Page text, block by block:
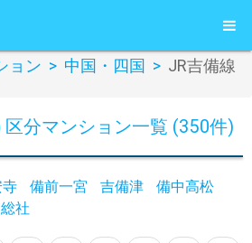
ョン > 中国・四国 > JR吉備線
分マンション一覧 (350件)
備前一宮 吉備津
備中高松
総社